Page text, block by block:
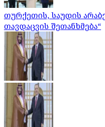
თურქეთის, საუდის
თავდაცვის შეთანხმება“